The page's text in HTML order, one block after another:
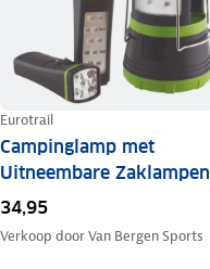
Eurotrail
Campinglamp met
Uitneembare Zaklampen
34,95
Verkoop doorVan Bergen Sports